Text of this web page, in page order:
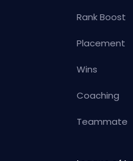
Rank Boost
Placement
Wins
Coaching
Teammate